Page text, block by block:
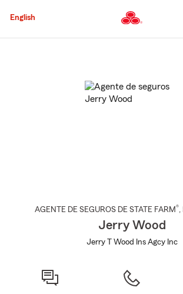
al
principal
English
AGENTE DE SEGUROS DE STATE FARM®,
Jerry Wood
Jerry T Wood Ins Agcy Inc